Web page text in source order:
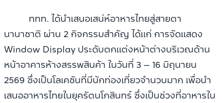
ททท. ได้นำเสนอเสน่ห์อาหารไทยสู่สายตา
นานาชาติ ผ่าน 2 กิจกรรมสำคัญ ได้แก่ การจัดแสดง
Window Display ประดับตกแต่งหน้าต่างบริเวณด้าน
หน้าอาคารห้างสรรพสินค้า ในวันที่ 3 – 16 มิถุนายน
2569 ซึ่งเป็นโลเคชันที่มีนักท่องเที่ยวจำนวนมาก เพื่อนำ
เสนออาหารไทยในยุครัตนโกสินทร์ ซึ่งเป็นช่วงที่อาหารใน